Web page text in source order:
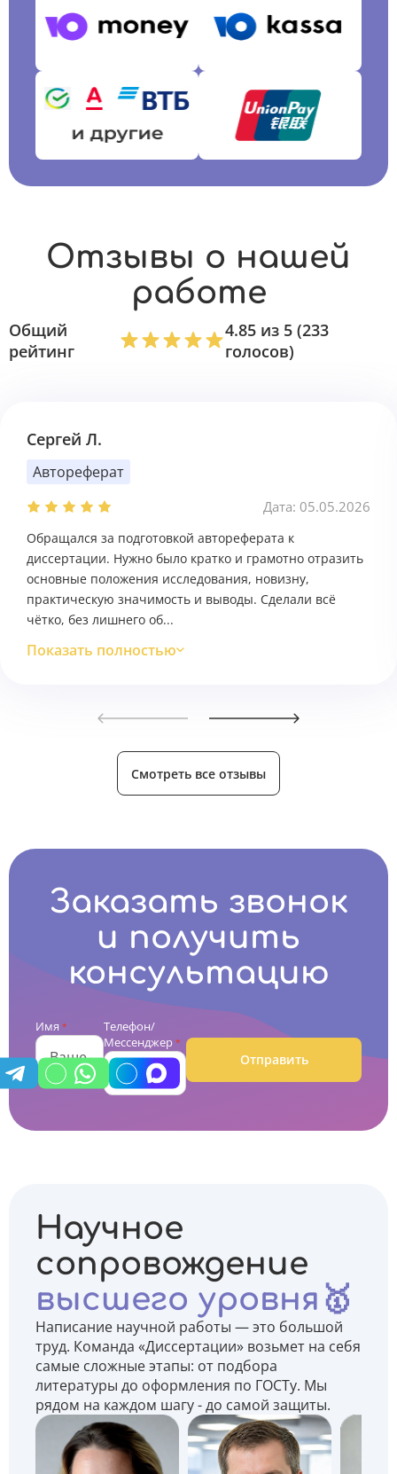
Отзывы о нашей
работе
Общий
рейтинг
4.85 из 5 (233
голосов)
Сергей Л.
Автореферат
Дата: 05.05.2026
Обращался за подготовкой автореферата к
диссертации. Нужно было кратко и грамотно отразить
основные положения исследования, новизну,
практическую значимость и выводы. Сделали всё
чётко, без лишнего об...
Показать полностью
Смотреть все отзывы
Заказать звонок
и получить
консультацию
Имя *
Телефон/
Мессенджер *
Отправить
Научное
сопровождение
высшего уровня🥇
Написание научной работы — это большой
труд. Команда «Диссертации» возьмет на себя
самые сложные этапы: от подбора
литературы до оформления по ГОСТу. Мы
рядом на каждом шагу - до самой защиты.